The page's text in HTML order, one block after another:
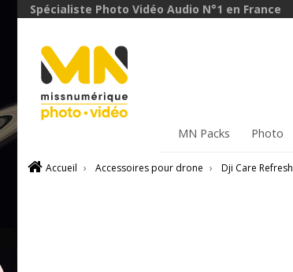
Spécialiste Photo Vidéo Audio N°1 en France
MN Packs Photo
Accueil › Accessoires pour drone › Dji Care Refresh